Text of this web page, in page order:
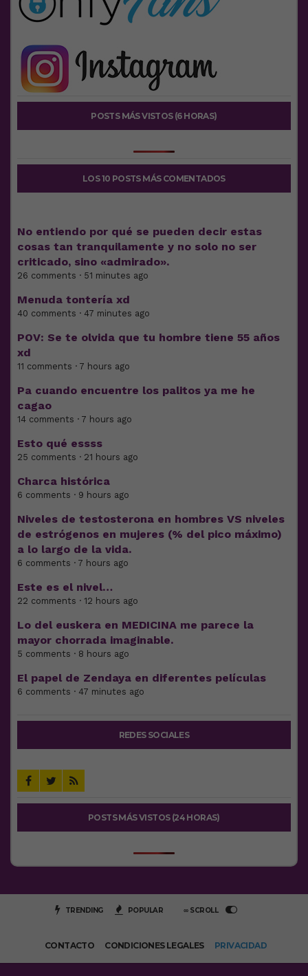
POSTS MÁS VISTOS (6 HORAS)
LOS 10 POSTS MÁS COMENTADOS
No entiendo por qué se pueden decir estas
cosas tan tranquilamente y no solo no ser
criticado, sino «admirado».
26 comments · 51 minutes ago
Menuda tontería xd
40 comments · 47 minutes ago
POV: Se te olvida que tu hombre tiene 55 años
xd
11 comments · 7 hours ago
Pa cuando encuentre los palitos ya me he
cagao
14 comments · 7 hours ago
Esto qué essss
25 comments · 21 hours ago
Charca histórica
6 comments · 9 hours ago
Niveles de testosterona en hombres VS niveles
de estrógenos en mujeres (% del pico máximo)
a lo largo de la vida.
6 comments · 7 hours ago
Este es el nivel…
22 comments · 12 hours ago
Lo del euskera en MEDICINA me parece la
mayor chorrada imaginable.
5 comments · 8 hours ago
El papel de Zendaya en diferentes películas
6 comments · 47 minutes ago
REDES SOCIALES
POSTS MÁS VISTOS (24 HORAS)
TRENDING POPULAR ∞ SCROLL
CONTACTO CONDICIONES LEGALES PRIVACIDAD